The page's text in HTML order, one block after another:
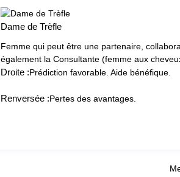
Dame de Trèfle
Femme qui peut être une partenaire,
également la Consultante (femme aux
Droite :Prédiction favorable. Aide bénéfique.
Renversée :Pertes des avantages.